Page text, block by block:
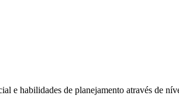
e habilidades de planejamento através de